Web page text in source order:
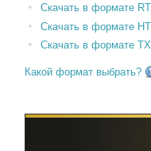
Скачать в формате
Скачать в формате
Скачать в формате
Какой формат выбрать?